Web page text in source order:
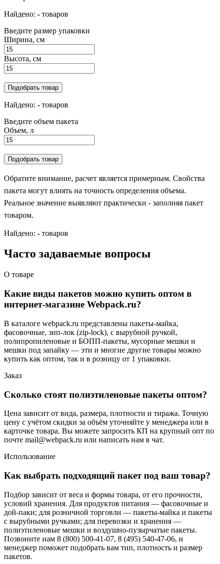
Найдено: - товаров
Введите размер упаковки
Ширина, см
Высота, см
Подобрать товар
Найдено: - товаров
Введите объем пакета
Объем, л
Подобрать товар
Обратите внимание, расчет является примерным. Свойства
пакета могут влиять на точность определения объема.
Реальное значение выявляют практически - заполняя пакет
товаром.
Найдено: - товаров
Часто задаваемые вопросы
О товаре
Какие виды пакетов можно купить оптом в
интернет-магазине Webpack.ru?
В каталоге webpack.ru представлены пакеты-майка,
фасовочные, зип-лок (zip-lock), с вырубной ручкой,
полипропиленовые и БОПП-пакеты, мусорные мешки и
мешки под запайку — эти и многие другие товары можно
купить как оптом, так и в розницу от 1 упаковки.
Заказ
Сколько стоят полиэтиленовые пакеты оптом?
Цена зависит от вида, размера, плотности и тиража. Точную
цену с учётом скидки за объём уточняйте у менеджера или в
карточке товара. Вы можете запросить КП на крупный опт по
почте mail@webpack.ru или написать нам в чат.
Использование
Как выбрать подходящий пакет под ваш товар?
Подбор зависит от веса и формы товара, от его прочности,
условий хранения. Для продуктов питания — фасовочные и
дой-паки; для розничной торговли — пакеты-майка и пакеты
с вырубными ручками; для перевозки и хранения —
полиэтиленовые мешки и воздушно-пузырчатые пакеты.
Позвоните нам 8 (800) 500-41-07, 8 (495) 540-47-06, и
менеджер поможет подобрать вам тип, плотность и размер
пакетов.